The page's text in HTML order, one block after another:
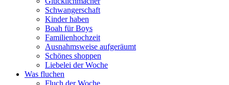
Schwangerschaft
Kinder haben
Boah für Boys
Familienhochzeit
Ausnahmsweise aufgeräumt
Schönes shoppen
Liebelei der Woche
Was fluchen
Fluch der Woche